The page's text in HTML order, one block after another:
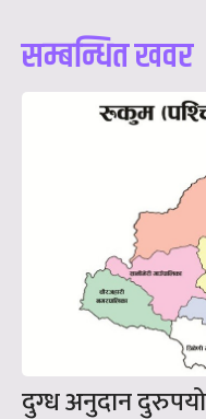
सम्बन्धित खवर
दुग्ध अनुदान